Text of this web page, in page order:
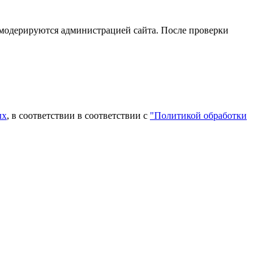
администрацией сайта. После проверки
, в соответствии в соответствии с "Политикой обработки